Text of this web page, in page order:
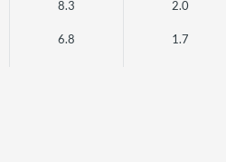
8.3 2.0
6.8 1.7